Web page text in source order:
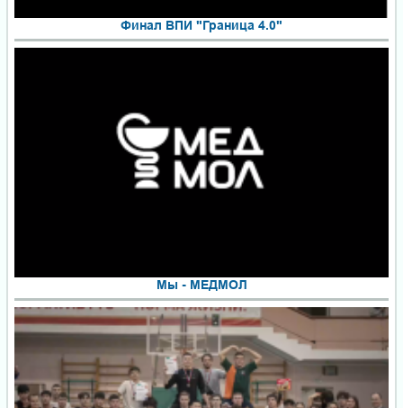
Финал ВПИ "Граница 4.0"
Мы - МЕДМОЛ